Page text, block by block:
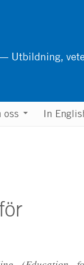
Utbildning,
oss In